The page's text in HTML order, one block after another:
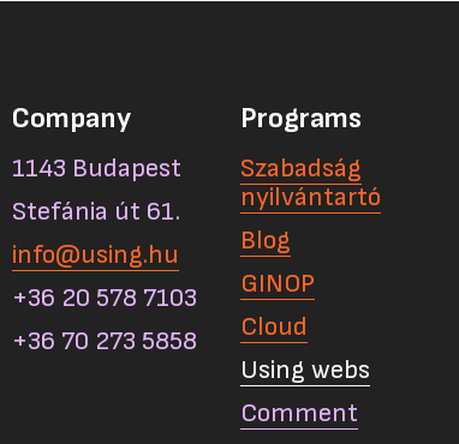
Company
1143 Budapest
Stefánia út 61.
info@using.hu
+36 20 578 7103
+36 70 273 5858
Programs
Szabadság
nyilvántartó
Blog
GINOP
Cloud
Using webs
Comment